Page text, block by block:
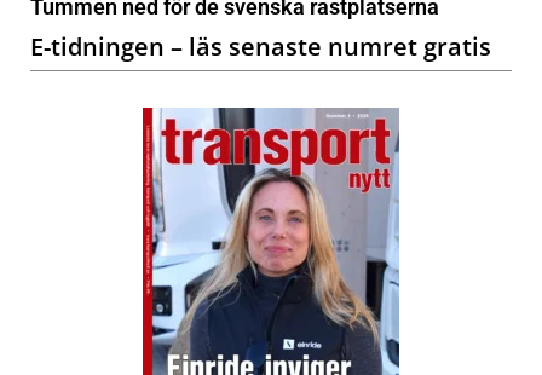
Tummen ned för de svenska rastplatserna
E-tidningen – läs senaste numret gratis